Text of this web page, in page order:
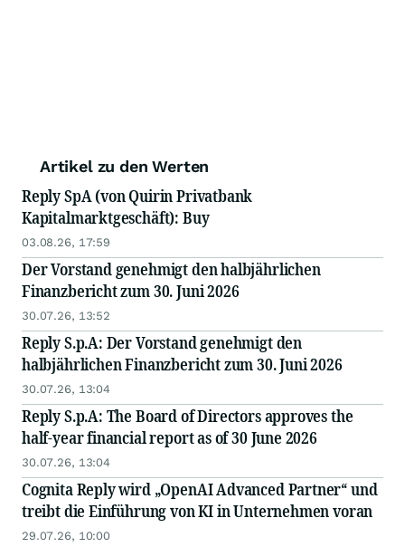
Artikel zu den Werten
Reply SpA (von Quirin Privatbank
Kapitalmarktgeschäft): Buy
03.08.26, 17:59
Der Vorstand genehmigt den halbjährlichen
Finanzbericht zum 30. Juni 2026
30.07.26, 13:52
Reply S.p.A: Der Vorstand genehmigt den
halbjährlichen Finanzbericht zum 30. Juni 2026
30.07.26, 13:04
Reply S.p.A: The Board of Directors approves the
half-year financial report as of 30 June 2026
30.07.26, 13:04
Cognita Reply wird „OpenAI Advanced Partner“ und
treibt die Einführung von KI in Unternehmen voran
29.07.26, 10:00